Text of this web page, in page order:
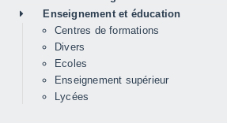
Enseignement et éducation
Centres de formations
Divers
Ecoles
Enseignement supérieur
Lycées